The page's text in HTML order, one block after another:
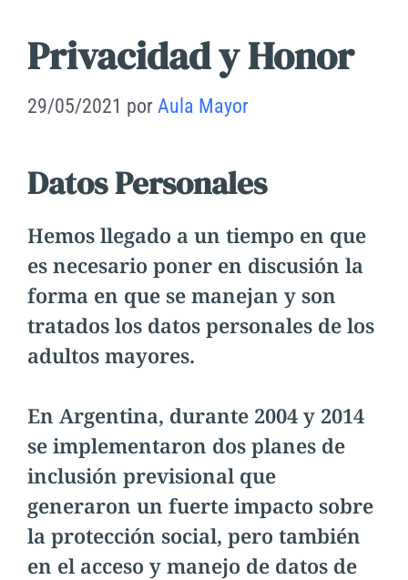
Privacidad y Honor
29/05/2021 por Aula Mayor
Datos Personales
Hemos llegado a un tiempo en que
es necesario poner en discusión la
forma en que se manejan y son
tratados los datos personales de los
adultos mayores.
En Argentina, durante 2004 y 2014
se implementaron dos planes de
inclusión previsional que
generaron un fuerte impacto sobre
la protección social, pero también
en el acceso y manejo de datos de